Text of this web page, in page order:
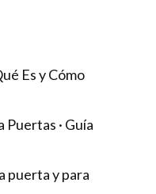
Es y Cómo
· Guía
puerta y para